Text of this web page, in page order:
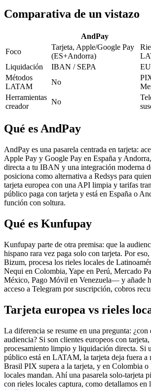
Comparativa de un vistazo
AndPay
Foco
Tarjeta, Apple/Google Pay
(ES+Andorra)
Liquidación
IBAN / SEPA
Métodos
LATAM
No
Herramientas
creador
No
Qué es AndPay
AndPay es una pasarela centrada en tarjeta:
Apple Pay y Google Pay en España y
directa a tu IBAN y una integración moderna
posiciona como alternativa a Redsys para
tarjeta europea con una API limpia y tarifas
público paga con tarjeta y está en España o
función con soltura.
Qué es Kunfupay
Kunfupay parte de otra premisa: que la
hispano rara vez paga solo con tarjeta. Por
Bizum, procesa los rieles locales de
Nequi en Colombia, Yape en Perú, Mercado
México, Pago Móvil en Venezuela— y añade
acceso a Telegram por suscripción, cobros
Tarjeta europea vs rieles
La diferencia se resume en una pregunta: ¿con
audiencia? Si son clientes europeos con
procesamiento limpio y liquidación directa. Si
público está en LATAM, la tarjeta deja fuera a
Brasil PIX supera a la tarjeta, y en Colombia o
locales mandan. Ahí una pasarela solo-tarjeta
con rieles locales captura, como detallamos en